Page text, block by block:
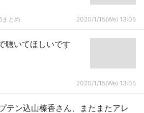
まとめ 2020/1/15(We) 13:05
聴いてほしいです
2020/1/15(We) 13:05
テン込山榛香さん、またまたアレ